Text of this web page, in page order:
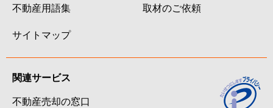
不動産用語集
サイトマップ
取材のご依頼
関連サービス
不動産売却の窓口